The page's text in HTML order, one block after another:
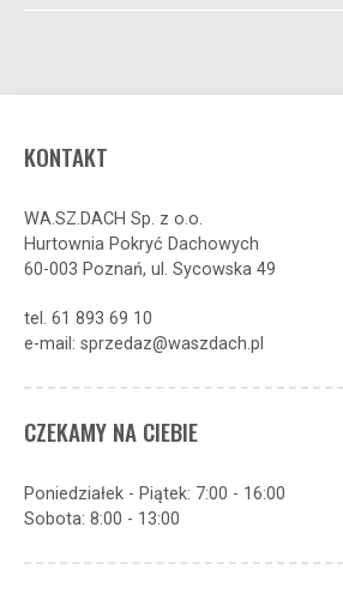
KONTAKT
WA.SZ.DACH Sp. z o.o.
Hurtownia Pokryć Dachowych
60-003 Poznań, ul. Sycowska 49
tel. 61 893 69 10
e-mail: sprzedaz@waszdach.pl
CZEKAMY NA CIEBIE
Poniedziałek - Piątek: 7:00 - 16:00
Sobota: 8:00 - 13:00